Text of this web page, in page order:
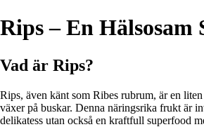
Rips – En Hälsosam
Vad är Rips?
Rips, även känt som Ribes rubrum, är en
växer på buskar. Denna näringsrika frukt är
delikatess utan också en kraftfull superfood